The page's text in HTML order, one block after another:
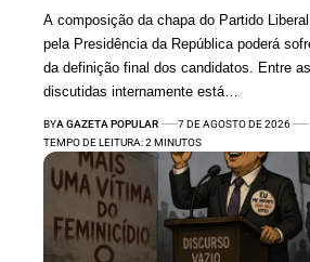
A composição da chapa do Partido
pela Presidência da República poderá
da definição final dos candidatos. Entre
discutidas internamente está…
BYA GAZETA POPULAR
7 DE AGOSTO DE 2026
TEMPO DE LEITURA: 2 MINUTOS